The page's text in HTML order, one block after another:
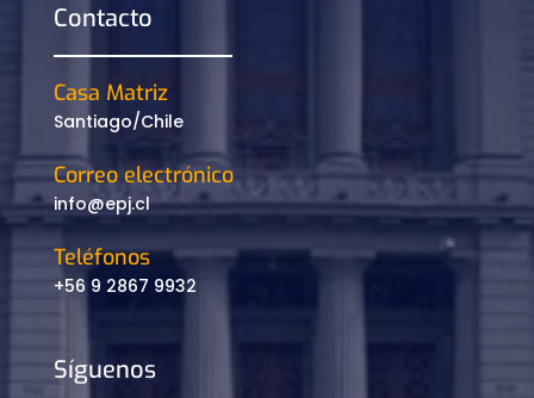
Contacto
Casa Matriz
Santiago/Chile
Correo electrónico
info@epj.cl
Teléfonos
+56 9 2867 9932
Síguenos